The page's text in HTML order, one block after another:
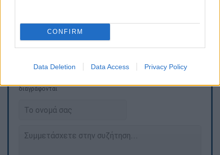
CONFIRM
Data Deletion Data Access Privacy Policy
διαγράφονται